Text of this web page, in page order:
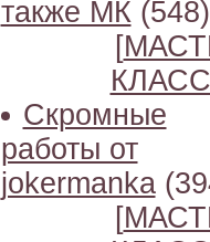
также МК (548)
[
Скромные
работы от
jokermanka
[